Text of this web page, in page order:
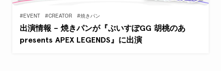
#EVENT #CREATOR #焼きパン
出演情報 – 焼きパンが『ぶいすぽGG 胡桃のあ
presents APEX LEGENDS』に出演